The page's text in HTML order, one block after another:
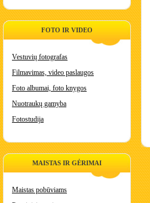
FOTO IR VIDEO
Vestuvių fotografas
Filmavimas, video paslaugos
Foto albumai, foto knygos
Nuotraukų gamyba
Fotostudija
MAISTAS IR GĖRIMAI
Maistas pobūviams